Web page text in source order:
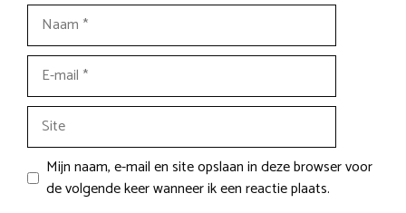
Naam
E-
mail
Site
Mijn naam, e-mail en site opslaan in deze browser voor
de volgende keer wanneer ik een reactie plaats.